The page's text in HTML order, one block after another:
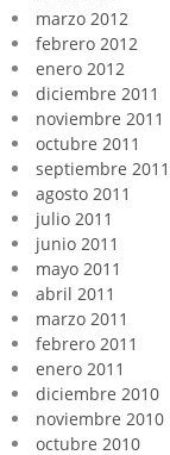
marzo 2012
febrero 2012
enero 2012
diciembre 2011
noviembre 2011
octubre 2011
septiembre 2011
agosto 2011
julio 2011
junio 2011
mayo 2011
abril 2011
marzo 2011
febrero 2011
enero 2011
diciembre 2010
noviembre 2010
octubre 2010